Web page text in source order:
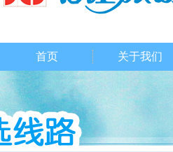
首页 关于我们